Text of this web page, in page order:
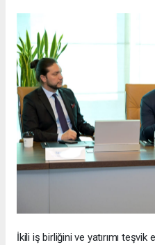
İkili iş birliğini ve yatırımı teşvik